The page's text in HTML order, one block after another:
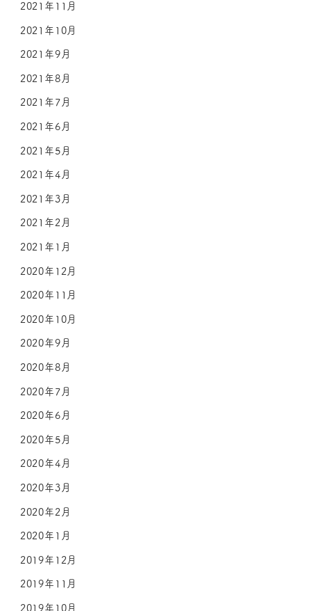
2021年11月
2021年10月
2021年9月
2021年8月
2021年7月
2021年6月
2021年5月
2021年4月
2021年3月
2021年2月
2021年1月
2020年12月
2020年11月
2020年10月
2020年9月
2020年8月
2020年7月
2020年6月
2020年5月
2020年4月
2020年3月
2020年2月
2020年1月
2019年12月
2019年11月
2019年10月